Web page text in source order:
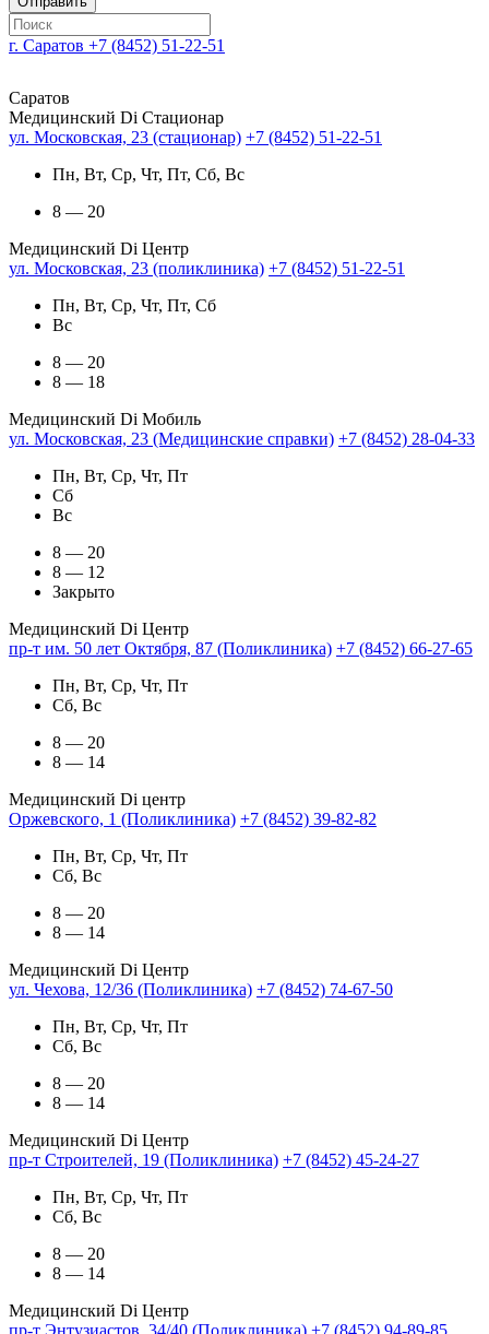
г. Саратов +7 (8452) 51-22-51
Саратов
Медицинский Di Стационар
ул. Московская, 23 (стационар) +7 (8452) 51-22-51
Пн, Вт, Ср, Чт, Пт, Сб, Вс
8 — 20
Медицинский Di Центр
ул. Московская, 23 (поликлиника) +7 (8452) 51-22-51
Пн, Вт, Ср, Чт, Пт, Сб
Вс
8 — 20
8 — 18
Медицинский Di Мобиль
ул. Московская, 23 (Медицинские справки) +7 (8452) 28-04-33
Пн, Вт, Ср, Чт, Пт
Сб
Вс
8 — 20
8 — 12
Закрыто
Медицинский Di Центр
пр-т им. 50 лет Октября, 87 (Поликлиника) +7 (8452) 66-27-65
Пн, Вт, Ср, Чт, Пт
Сб, Вс
8 — 20
8 — 14
Медицинский Di центр
Оржевского, 1 (Поликлиника) +7 (8452) 39-82-82
Пн, Вт, Ср, Чт, Пт
Сб, Вс
8 — 20
8 — 14
Медицинский Di Центр
ул. Чехова, 12/36 (Поликлиника) +7 (8452) 74-67-50
Пн, Вт, Ср, Чт, Пт
Сб, Вс
8 — 20
8 — 14
Медицинский Di Центр
пр-т Строителей, 19 (Поликлиника) +7 (8452) 45-24-27
Пн, Вт, Ср, Чт, Пт
Сб, Вс
8 — 20
8 — 14
Медицинский Di Центр